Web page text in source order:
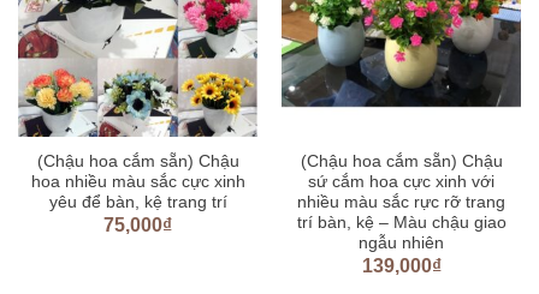
(Chậu hoa cắm sẵn) Chậu
hoa nhiều màu sắc cực xinh
yêu để bàn, kệ trang trí
75,000₫
(Chậu hoa cắm sẵn) Chậu
sứ cắm hoa cực xinh với
nhiều màu sắc rực rỡ trang
trí bàn, kệ – Màu chậu giao
ngẫu nhiên
139,000₫